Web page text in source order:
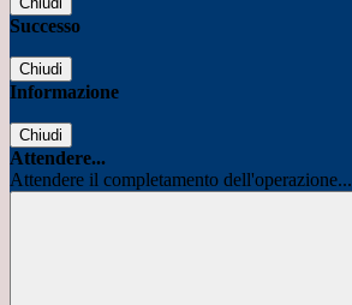
Successo
Chiudi
Informazione
Chiudi
Attendere...
Attendere il completamento dell'operazione...